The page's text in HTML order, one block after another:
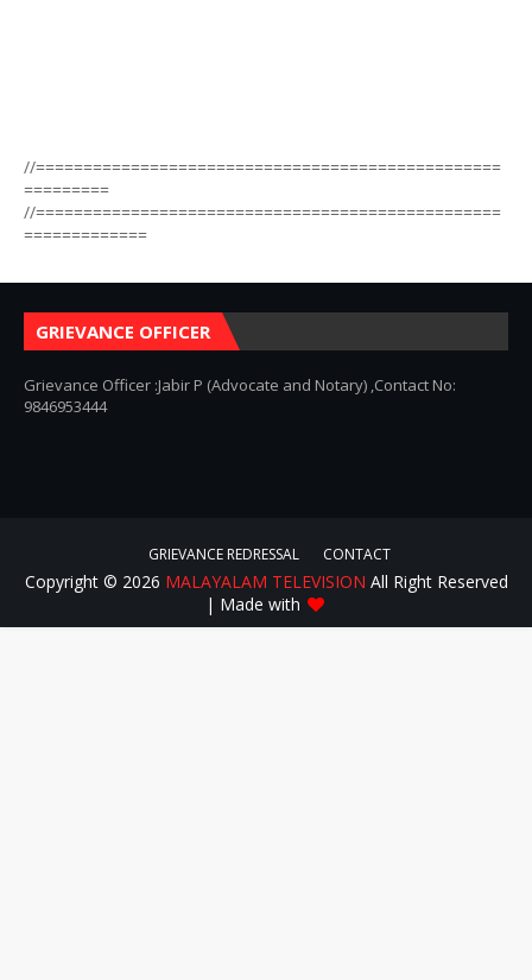
//=================================================
=========
//=================================================
=============
GRIEVANCE OFFICER
Grievance Officer :Jabir P (Advocate and Notary) ,Contact No:
9846953444
GRIEVANCE REDRESSAL CONTACT
Copyright © 2026 MALAYALAM TELEVISION All Right Reserved
| Made with